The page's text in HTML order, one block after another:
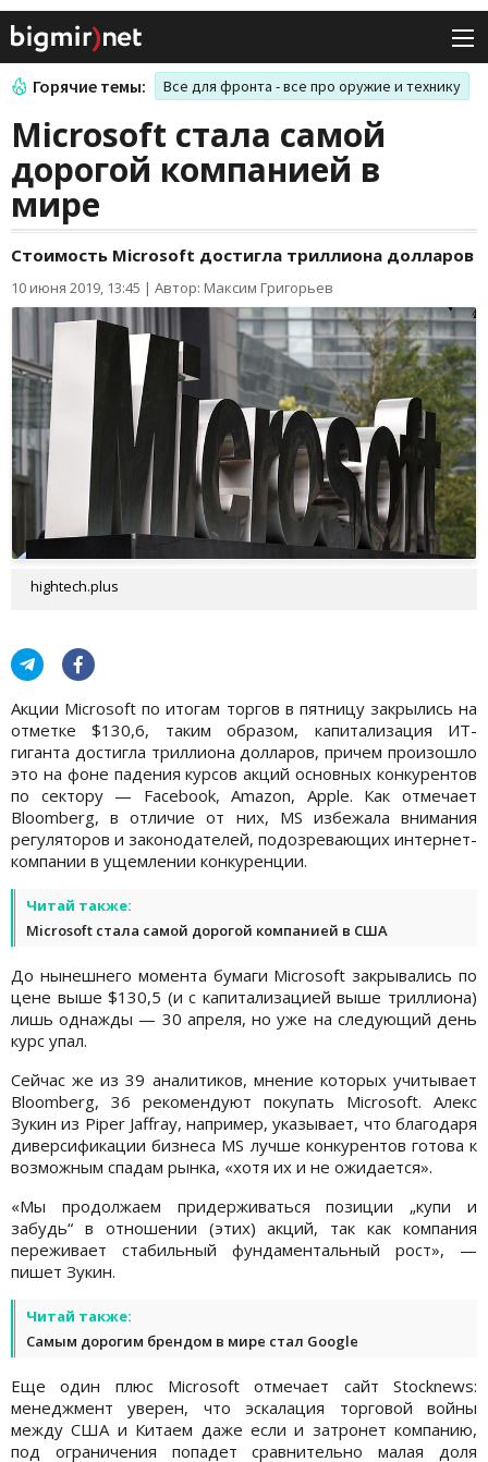
Горячие темы: Все для фронта - все про оружие и технику
Microsoft стала самой
дорогой компанией в
мире
Стоимость Microsoft достигла триллиона долларов
10 июня 2019, 13:45 | Автор: Максим Григорьев
hightech.plus
Акции Microsoft по итогам торгов в пятницу закрылись на
отметке $130,6, таким образом, капитализация ИТ-
гиганта достигла триллиона долларов, причем произошло
это на фоне падения курсов акций основных конкурентов
по сектору — Facebook, Amazon, Apple. Как отмечает
Bloomberg, в отличие от них, MS избежала внимания
регуляторов и законодателей, подозревающих интернет-
компании в ущемлении конкуренции.
Читай также:
Microsoft стала самой дорогой компанией в США
До нынешнего момента бумаги Microsoft закрывались по
цене выше $130,5 (и с капитализацией выше триллиона)
лишь однажды — 30 апреля, но уже на следующий день
курс упал.
Сейчас же из 39 аналитиков, мнение которых учитывает
Bloomberg, 36 рекомендуют покупать Microsoft. Алекс
Зукин из Piper Jaffray, например, указывает, что благодаря
диверсификации бизнеса MS лучше конкурентов готова к
возможным спадам рынка, «хотя их и не ожидается».
«Мы продолжаем придерживаться позиции „купи и
забудь“ в отношении (этих) акций, так как компания
переживает стабильный фундаментальный рост», —
пишет Зукин.
Читай также:
Самым дорогим брендом в мире стал Google
Еще один плюс Microsoft отмечает сайт Stocknews:
менеджмент уверен, что эскалация торговой войны
между США и Китаем даже если и затронет компанию,
под ограничения попадет сравнительно малая доля